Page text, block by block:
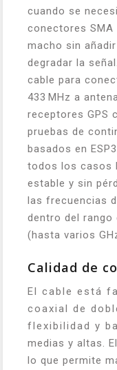
cuando se
conectores SMA
macho sin
degradar la
cable para
433 MHz a
receptores GPS
pruebas de
basados en
todos los casos
estable y sin
las frecuencias
dentro del rango
(hasta varios
Calidad de
El cable está
coaxial de
flexibilidad y
medias y altas.
lo que permite